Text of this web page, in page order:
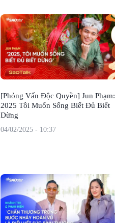
[Phỏng Vấn Độc Quyền] Jun Phạm:
2025 Tôi Muốn Sống Biết Đủ Biết
Dừng
04/02/2025 - 10:37